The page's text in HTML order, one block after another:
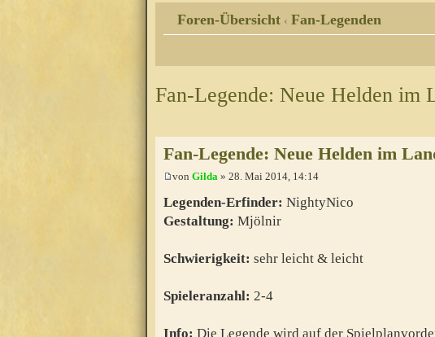
Foren-Übersicht ‹ Fan-Legenden
Fan-Legende: Neue Helden im
Fan-Legende: Neue Helden im
von Gilda » 28. Mai 2014, 14:14
Legenden-Erfinder: NightyNico
Gestaltung: Mjölnir
Schwierigkeit: sehr leicht & leicht
Spieleranzahl: 2-4
Info: Die Legende wird auf der